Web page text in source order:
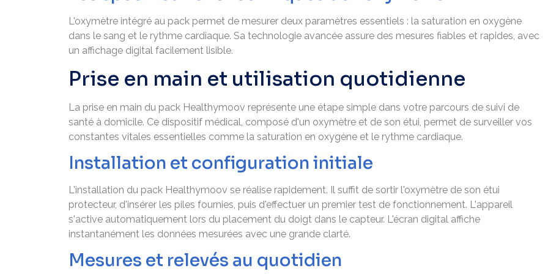
L'oxymètre intégré au pack permet de mesurer deux paramètres essentiels : la saturation en oxygène
dans le sang et le rythme cardiaque. Sa technologie avancée assure des mesures fiables et rapides, avec
un affichage digital facilement lisible.
Prise en main et utilisation quotidienne
La prise en main du pack Healthymoov représente une étape simple dans votre parcours de suivi de
santé à domicile. Ce dispositif médical, composé d'un oxymètre et de son étui, permet de surveiller vos
constantes vitales essentielles comme la saturation en oxygène et le rythme cardiaque.
Installation et configuration initiale
L'installation du pack Healthymoov se réalise rapidement. Il suffit de sortir l'oxymètre de son étui
protecteur, d'insérer les piles fournies, puis d'effectuer un premier test de fonctionnement. L'appareil
s'active automatiquement lors du placement du doigt dans le capteur. L'écran digital affiche
instantanément les données mesurées avec une grande clarté.
Mesures et relevés au quotidien